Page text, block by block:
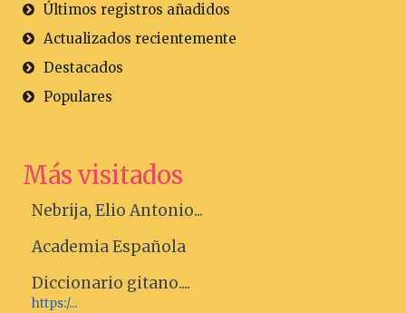
Últimos registros añadidos
Actualizados recientemente
Destacados
Populares
Más visitados
Nebrija, Elio Antonio...
Academia Española
Diccionario gitano....
https:/...